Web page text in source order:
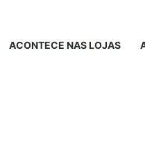
ACONTECE NAS LOJAS